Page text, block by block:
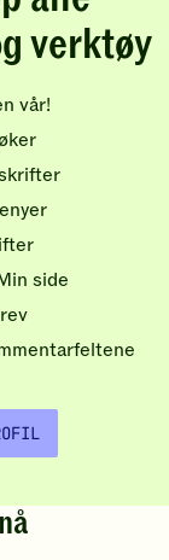
verktøy
vår!
side